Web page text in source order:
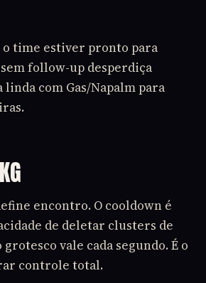
o time estiver pronto para
follow-up desperdiça
linda com Gas/Napalm para
encontro. O cooldown é
de deletar clusters de
vale cada segundo. É o
controle total.